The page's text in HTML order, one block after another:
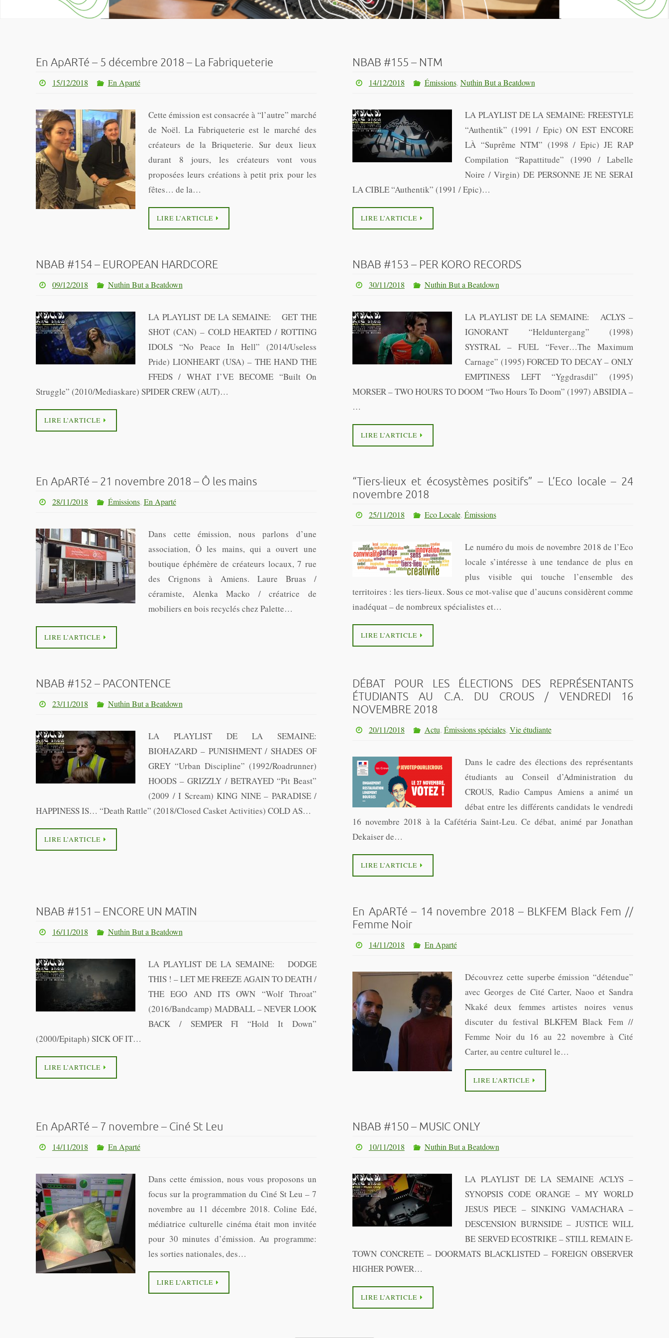
En ApARTé – 5 décembre 2018 – La Fabriqueterie
15/12/2018 En Aparté
Cette émission est consacrée à “l’autre” marché
de Noël. La Fabriqueterie est le marché des
créateurs de la Briqueterie. Sur deux lieux
durant 8 jours, les créateurs vont vous
proposées leurs créations à petit prix pour les
fêtes… de la…
LIRE L’ARTICLE
NBAB #155 – NTM
14/12/2018 Émissions, Nuthin But a Beatdown
LA PLAYLIST DE LA SEMAINE: FREESTYLE
“Authentik” (1991 / Epic) ON EST ENCORE
LÀ “Suprême NTM” (1998 / Epic) JE RAP
Compilation “Rapattitude” (1990 / Labelle
Noire / Virgin) DE PERSONNE JE NE SERAI
LA CIBLE “Authentik” (1991 / Epic)…
LIRE L’ARTICLE
NBAB #154 – EUROPEAN HARDCORE
09/12/2018 Nuthin But a Beatdown
LA PLAYLIST DE LA SEMAINE: GET THE
SHOT (CAN) – COLD HEARTED / ROTTING
IDOLS “No Peace In Hell” (2014/Useless
Pride) LIONHEART (USA) – THE HAND THE
FFEDS / WHAT I’VE BECOME “Built On
Struggle” (2010/Mediaskare) SPIDER CREW (AUT)…
LIRE L’ARTICLE
NBAB #153 – PER KORO RECORDS
30/11/2018 Nuthin But a Beatdown
LA PLAYLIST DE LA SEMAINE: ACLYS –
IGNORANT “Helduntergang” (1998)
SYSTRAL – FUEL “Fever…The Maximum
Carnage” (1995) FORCED TO DECAY – ONLY
EMPTINESS LEFT “Yggdrasdil” (1995)
MORSER – TWO HOURS TO DOOM “Two Hours To Doom” (1997) ABSIDIA –
…
LIRE L’ARTICLE
En ApARTé – 21 novembre 2018 – Ô les mains
28/11/2018 Émissions, En Aparté
Dans cette émission, nous parlons d’une
association, Ô les mains, qui a ouvert une
boutique éphémère de créateurs locaux, 7 rue
des Crignons à Amiens. Laure Bruas /
céramiste, Alenka Macko / créatrice de
mobiliers en bois recyclés chez Palette…
LIRE L’ARTICLE
“Tiers-lieux et écosystèmes positifs” – L’Eco locale – 24
novembre 2018
25/11/2018 Eco Locale, Émissions
Le numéro du mois de novembre 2018 de l’Eco
locale s’intéresse à une tendance de plus en
plus visible qui touche l’ensemble des
territoires : les tiers-lieux. Sous ce mot-valise que d’aucuns considèrent comme
inadéquat – de nombreux spécialistes et…
LIRE L’ARTICLE
NBAB #152 – PACONTENCE
23/11/2018 Nuthin But a Beatdown
LA PLAYLIST DE LA SEMAINE:
BIOHAZARD – PUNISHMENT / SHADES OF
GREY “Urban Discipline” (1992/Roadrunner)
HOODS – GRIZZLY / BETRAYED “Pit Beast”
(2009 / I Scream) KING NINE – PARADISE /
HAPPINESS IS… “Death Rattle” (2018/Closed Casket Activities) COLD AS…
LIRE L’ARTICLE
DÉBAT POUR LES ÉLECTIONS DES REPRÉSENTANTS
ÉTUDIANTS AU C.A. DU CROUS / VENDREDI 16
NOVEMBRE 2018
20/11/2018 Actu, Émissions spéciales, Vie étudiante
Dans le cadre des élections des représentants
étudiants au Conseil d’Administration du
CROUS, Radio Campus Amiens a animé un
débat entre les différents candidats le vendredi
16 novembre 2018 à la Cafétéria Saint-Leu. Ce débat, animé par Jonathan
Dekaiser de…
LIRE L’ARTICLE
NBAB #151 – ENCORE UN MATIN
16/11/2018 Nuthin But a Beatdown
LA PLAYLIST DE LA SEMAINE: DODGE
THIS ! – LET ME FREEZE AGAIN TO DEATH /
THE EGO AND ITS OWN “Wolf Throat”
(2016/Bandcamp) MADBALL – NEVER LOOK
BACK / SEMPER FI “Hold It Down”
(2000/Epitaph) SICK OF IT…
LIRE L’ARTICLE
En ApARTé – 14 novembre 2018 – BLKFEM Black Fem //
Femme Noir
14/11/2018 En Aparté
Découvrez cette superbe émission “détendue”
avec Georges de Cité Carter, Naoo et Sandra
Nkaké deux femmes artistes noires venus
discuter du festival BLKFEM Black Fem //
Femme Noir du 16 au 22 novembre à Cité
Carter, au centre culturel le…
LIRE L’ARTICLE
En ApARTé – 7 novembre – Ciné St Leu
14/11/2018 En Aparté
Dans cette émission, nous vous proposons un
focus sur la programmation du Ciné St Leu – 7
novembre au 11 décembre 2018. Coline Edé,
médiatrice culturelle cinéma était mon invitée
pour 30 minutes d’émission. Au programme:
les sorties nationales, des…
LIRE L’ARTICLE
NBAB #150 – MUSIC ONLY
10/11/2018 Nuthin But a Beatdown
LA PLAYLIST DE LA SEMAINE ACLYS –
SYNOPSIS CODE ORANGE – MY WORLD
JESUS PIECE – SINKING VAMACHARA –
DESCENSION BURNSIDE – JUSTICE WILL
BE SERVED ECOSTRIKE – STILL REMAIN E-
TOWN CONCRETE – DOORMATS BLACKLISTED – FOREIGN OBSERVER
HIGHER POWER…
LIRE L’ARTICLE